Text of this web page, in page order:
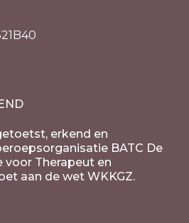
erkend en
BATC De
voor Therapeut en
aan de wet WKKGZ.